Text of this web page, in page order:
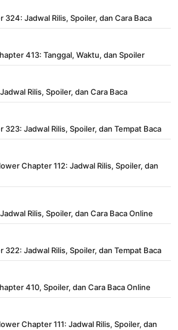
324: Jadwal Rilis, Spoiler, dan Cara Baca
413: Tanggal, Waktu, dan Spoiler
Rilis, Spoiler, dan Cara Baca
323: Jadwal Rilis, Spoiler, dan Tempat Baca
Chapter 112: Jadwal Rilis, Spoiler, dan
Rilis, Spoiler, dan Cara Baca Online
322: Jadwal Rilis, Spoiler, dan Tempat Baca
410, Spoiler, dan Cara Baca Online
Chapter 111: Jadwal Rilis, Spoiler, dan